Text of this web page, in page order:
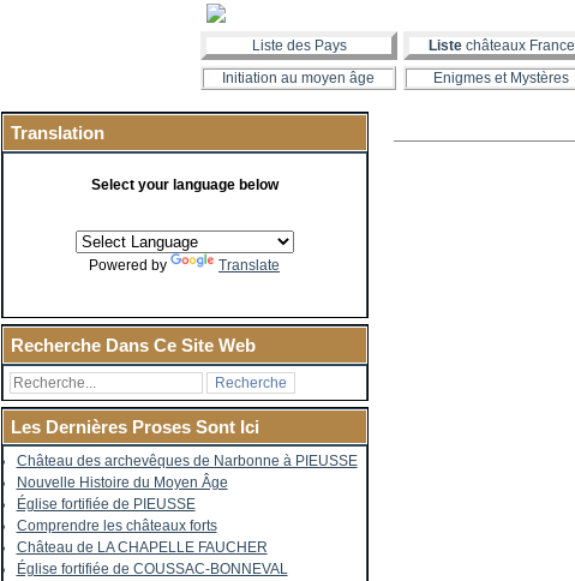
Liste des Pays Liste châteaux France
Initiation au moyen âge
Enigmes et Mystères
Translation
Select your language below
Powered by Translate
Recherche Dans Ce Site Web
Les Dernières Proses Sont Ici
Château des archevêques de Narbonne à PIEUSSE
Nouvelle Histoire du Moyen Âge
Église fortifiée de PIEUSSE
Comprendre les châteaux forts
Château de LA CHAPELLE FAUCHER
Église fortifiée de COUSSAC-BONNEVAL